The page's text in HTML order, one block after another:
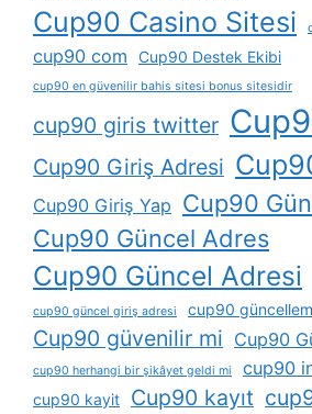
Cup90 Casino Sitesi
cup90 com Cup90 Destek Ekibi
cup90 en güvenilir bahis sitesi bonus sitesidir
cup90 giris twitter
Cup90 Giriş Adresi
Cup90 Giriş Yap Cup90
Cup90 Güncel Adres
Cup90 Güncel Adresi
cup90 güncel giriş adresi cup90
Cup90 güvenilir mi Cup90
cup90 herhangi bir şikâyet geldi mi cup90
cup90 kayit Cup90 kayıt